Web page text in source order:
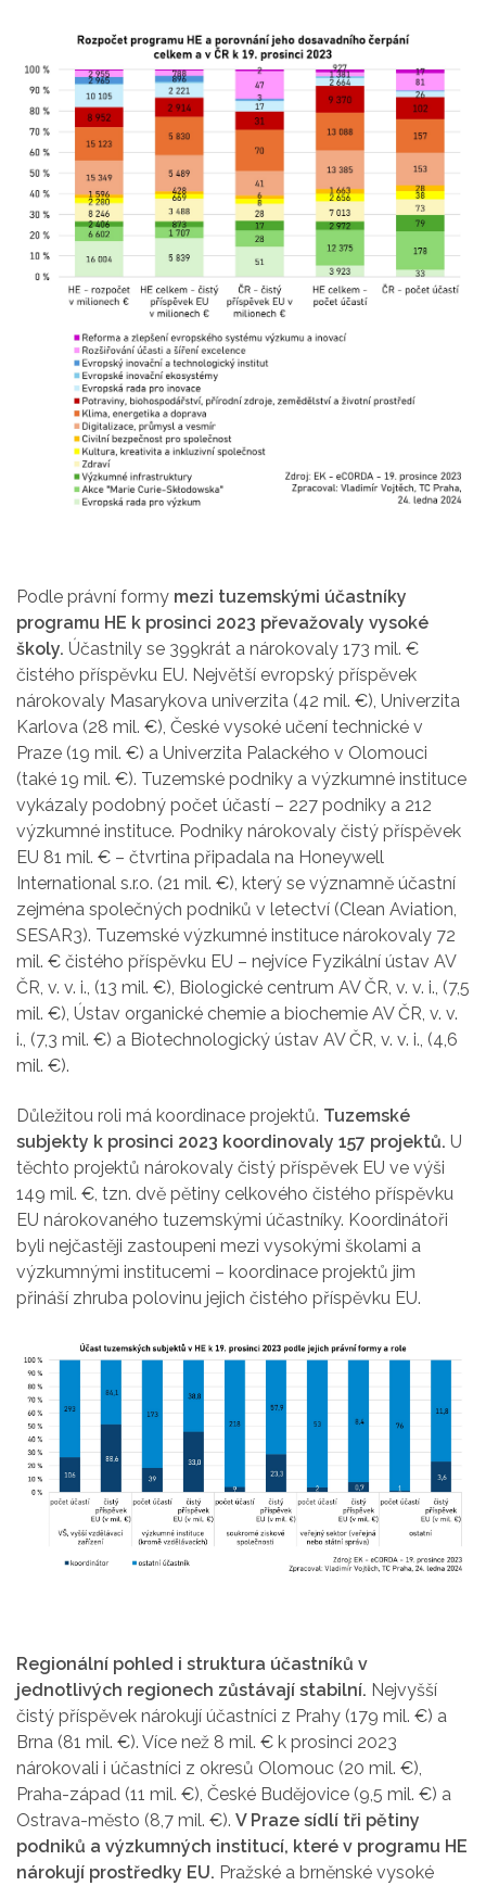
Podle právní formy mezi tuzemskými účastníky
programu HE k prosinci 2023 převažovaly vysoké
školy. Účastnily se 399krát a nárokovaly 173 mil. €
čistého příspěvku EU. Největší evropský příspěvek
nárokovaly Masarykova univerzita (42 mil. €), Univerzita
Karlova (28 mil. €), České vysoké učení technické v
Praze (19 mil. €) a Univerzita Palackého v Olomouci
(také 19 mil. €). Tuzemské podniky a výzkumné instituce
vykázaly podobný počet účastí – 227 podniky a 212
výzkumné instituce. Podniky nárokovaly čistý příspěvek
EU 81 mil. € – čtvrtina připadala na Honeywell
International s.r.o. (21 mil. €), který se významně účastní
zejména společných podniků v letectví (Clean Aviation,
SESAR3). Tuzemské výzkumné instituce nárokovaly 72
mil. € čistého příspěvku EU – nejvíce Fyzikální ústav AV
ČR, v. v. i., (13 mil. €), Biologické centrum AV ČR, v. v. i., (7,5
mil. €), Ústav organické chemie a biochemie AV ČR, v. v.
i., (7,3 mil. €) a Biotechnologický ústav AV ČR, v. v. i., (4,6
mil. €).
Důležitou roli má koordinace projektů. Tuzemské
subjekty k prosinci 2023 koordinovaly 157 projektů. U
těchto projektů nárokovaly čistý příspěvek EU ve výši
149 mil. €, tzn. dvě pětiny celkového čistého příspěvku
EU nárokovaného tuzemskými účastníky. Koordinátoři
byli nejčastěji zastoupeni mezi vysokými školami a
výzkumnými institucemi – koordinace projektů jim
přináší zhruba polovinu jejich čistého příspěvku EU.
Regionální pohled i struktura účastníků v
jednotlivých regionech zůstávají stabilní. Nejvyšší
čistý příspěvek nárokují účastníci z Prahy (179 mil. €) a
Brna (81 mil. €). Více než 8 mil. € k prosinci 2023
nárokovali i účastníci z okresů Olomouc (20 mil. €),
Praha-západ (11 mil. €), České Budějovice (9,5 mil. €) a
Ostrava-město (8,7 mil. €). V Praze sídlí tři pětiny
podniků a výzkumných institucí, které v programu HE
nárokují prostředky EU. Pražské a brněnské vysoké